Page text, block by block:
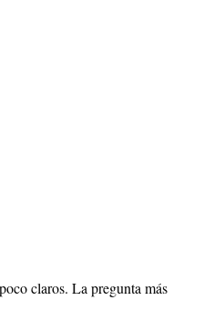
claros. La pregunta más